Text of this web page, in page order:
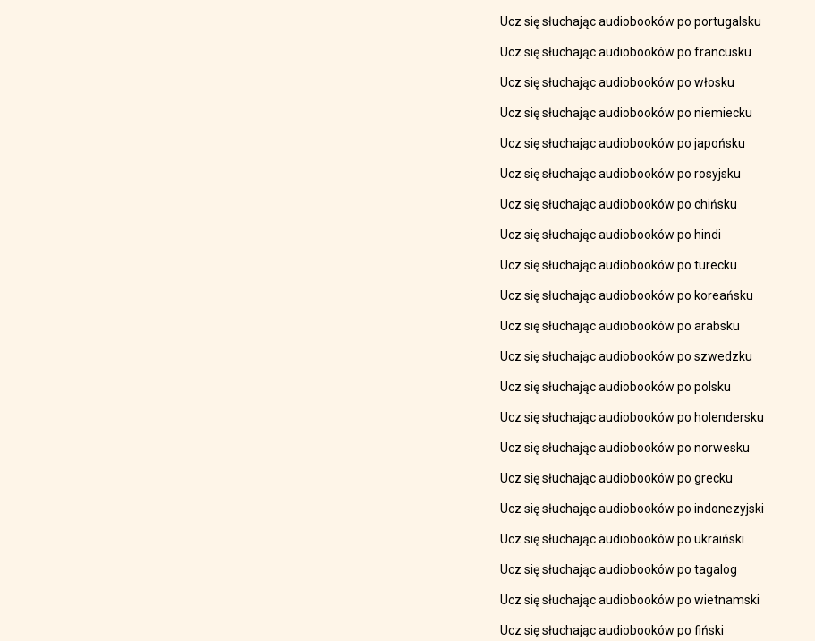
Ucz się słuchając audiobooków po portugalsku
Ucz się słuchając audiobooków po francusku
Ucz się słuchając audiobooków po włosku
Ucz się słuchając audiobooków po niemiecku
Ucz się słuchając audiobooków po japońsku
Ucz się słuchając audiobooków po rosyjsku
Ucz się słuchając audiobooków po chińsku
Ucz się słuchając audiobooków po hindi
Ucz się słuchając audiobooków po turecku
Ucz się słuchając audiobooków po koreańsku
Ucz się słuchając audiobooków po arabsku
Ucz się słuchając audiobooków po szwedzku
Ucz się słuchając audiobooków po polsku
Ucz się słuchając audiobooków po holendersku
Ucz się słuchając audiobooków po norwesku
Ucz się słuchając audiobooków po grecku
Ucz się słuchając audiobooków po indonezyjski
Ucz się słuchając audiobooków po ukraiński
Ucz się słuchając audiobooków po tagalog
Ucz się słuchając audiobooków po wietnamski
Ucz się słuchając audiobooków po fiński